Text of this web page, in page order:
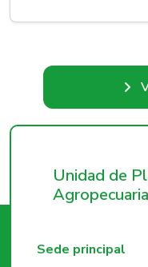
Unidad de
Sede principal